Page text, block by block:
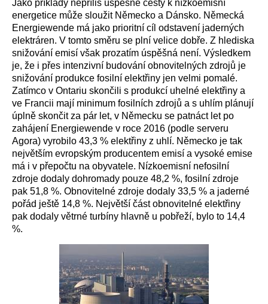
Jako příklady nepříliš úspěšné cesty k nízkoemisní
energetice může sloužit Německo a Dánsko. Německá
Energiewende má jako prioritní cíl odstavení jaderných
elektráren. V tomto směru se plní velice dobře. Z hlediska
snižování emisí však prozatím úspěšná není. Výsledkem
je, že i přes intenzivní budování obnovitelných zdrojů je
snižování produkce fosilní elektřiny jen velmi pomalé.
Zatímco v Ontariu skončili s produkcí uhelné elektřiny a
ve Francii mají minimum fosilních zdrojů a s uhlím plánují
úplně skončit za pár let, v Německu se patnáct let po
zahájení Energiewende v roce 2016 (podle serveru
Agora) vyrobilo 43,3 % elektřiny z uhlí. Německo je tak
největším evropským producentem emisí a vysoké emise
má i v přepočtu na obyvatele. Nízkoemisní nefosilní
zdroje dodaly dohromady pouze 48,2 %, fosilní zdroje
pak 51,8 %. Obnovitelné zdroje dodaly 33,5 % a jaderné
pořád ještě 14,8 %. Největší část obnovitelné elektřiny
pak dodaly větrné turbíny hlavně u pobřeží, bylo to 14,4
%.